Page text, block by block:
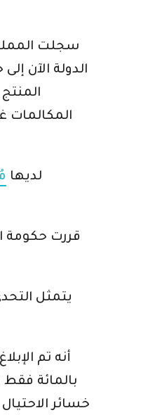
سجلت
الدولة الآن
المكالمات
وكالة الجريمة الوطنية في المملكة المتحدة (NCA) لديها
يتمثل